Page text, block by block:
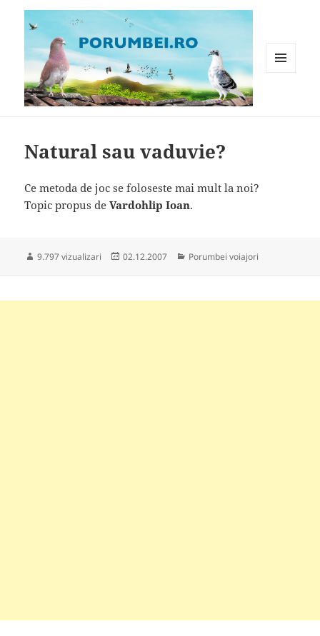
Natural sau vaduvie?
Ce metoda de joc se foloseste mai mult la noi?
Topic propus deVardohlip Ioan.
9.797 vizualizari
Publicat
02.12.2007 Categorii
Porumbei voiajori